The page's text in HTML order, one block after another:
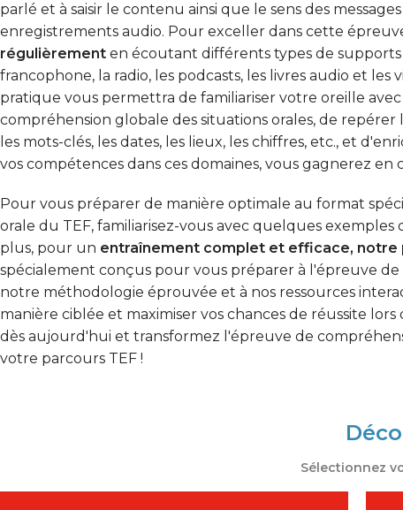
parlé et à saisir le contenu ainsi que le sens des
enregistrements audio. Pour exceller dans cette
régulièrement en écoutant différents types de
francophone, la radio, les podcasts, les livres audio et les
pratique vous permettra de familiariser votre oreille
compréhension globale des situations orales, de
les mots-clés, les dates, les lieux, les chiffres, etc., et
vos compétences dans ces domaines, vous gagnerez
Pour vous préparer de manière optimale au format
orale du TEF, familiarisez-vous avec quelques
plus, pour un entraînement complet et efficace,
spécialement conçus pour vous préparer à l'épreuve de
notre méthodologie éprouvée et à nos ressources
manière ciblée et maximiser vos chances de réussite
dès aujourd'hui et transformez l'épreuve de
votre parcours TEF !
Sélectionnez